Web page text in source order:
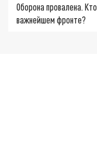
Оборона провалена.
важнейшем фронте?